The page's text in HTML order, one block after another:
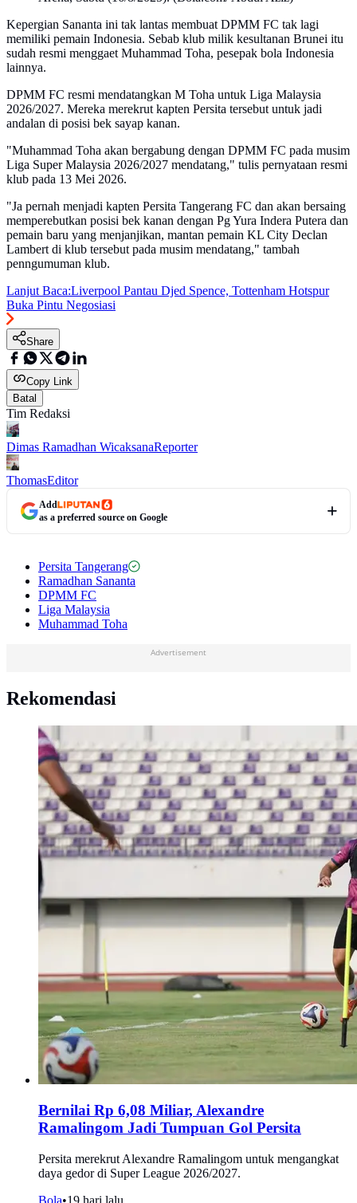
Kepergian Sananta ini tak lantas membuat DPMM FC tak lagi
memiliki pemain Indonesia. Sebab klub milik kesultanan Brunei itu
sudah resmi menggaet Muhammad Toha, pesepak bola Indonesia
lainnya.
DPMM FC resmi mendatangkan M Toha untuk Liga Malaysia
2026/2027. Mereka merekrut kapten Persita tersebut untuk jadi
andalan di posisi bek sayap kanan.
"Muhammad Toha akan bergabung dengan DPMM FC pada musim
Liga Super Malaysia 2026/2027 mendatang," tulis pernyataan resmi
klub pada 13 Mei 2026.
"Ja pernah menjadi kapten Persita Tangerang FC dan akan bersaing
memperebutkan posisi bek kanan dengan Pg Yura Indera Putera dan
pemain baru yang menjanjikan, mantan pemain KL City Declan
Lambert di klub tersebut pada musim mendatang," tambah
penngumuman klub.
Lanjut Baca:Liverpool Pantau Djed Spence, Tottenham Hotspur
Buka Pintu Negosiasi
Share
Copy Link
Batal
Tim Redaksi
Dimas Ramadhan WicaksanaReporter
ThomasEditor
Add
as a preferred source on Google
Persita Tangerang
Ramadhan Sananta
DPMM FC
Liga Malaysia
Muhammad Toha
Advertisement
Rekomendasi
Bernilai Rp 6,08 Miliar, Alexandre
Ramalingom Jadi Tumpuan Gol Persita
Persita merekrut Alexandre Ramalingom untuk mengangkat
daya gedor di Super League 2026/2027.
Bola•19 hari lalu